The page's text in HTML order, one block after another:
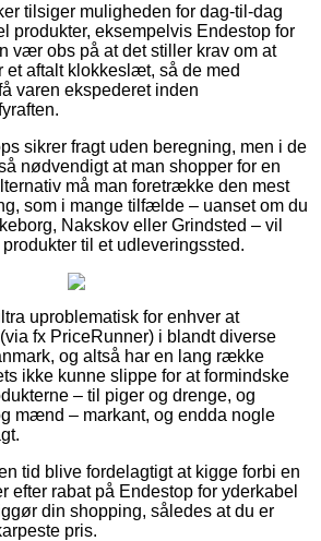
tilsiger muligheden for dag-til-dag
produkter, eksempelvis Endestop for
vær obs på at det stiller krav om at
et aftalt klokkeslæt, så de med
varen ekspederet inden
sikrer fragt uden beregning, men i de
nødvendigt at man shopper for en
må man foretrække den mest
som i mange tilfælde – uanset om du
Nakskov eller Grindsted – vil
til et udleveringssted.
uproblematisk for enhver at
fx PriceRunner) i blandt diverse
og altså har en lang række
ikke kunne slippe for at formindske
– til piger og drenge, og
mænd – markant, og endda nogle
tid blive fordelagtigt at kigge forbi en
efter rabat på Endestop for yderkabel
din shopping, således at du er
pris.